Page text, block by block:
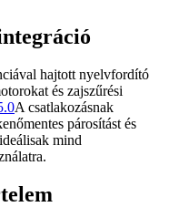
hajtott nyelvfordító
és zajszűrési
A csatlakozásnak
párosítást és
mind